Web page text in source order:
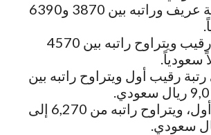
ويتراوح رتبة عريف وراتبه بين 3870 و6390
يحمل رتبة رقيب ويتراوح راتبه بين 4570
رقيب أول ويتراوح راتبه بين
رتبة رقيب أول، ويتراوح راتبه من 6,270 إلى